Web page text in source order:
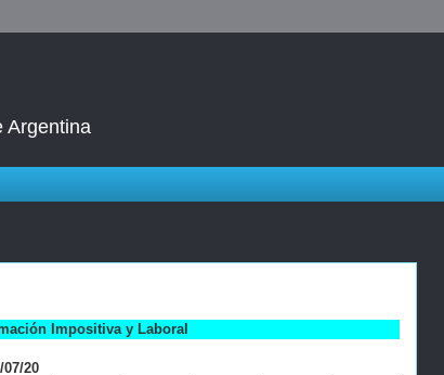
Argentina
Impositiva y Laboral
20